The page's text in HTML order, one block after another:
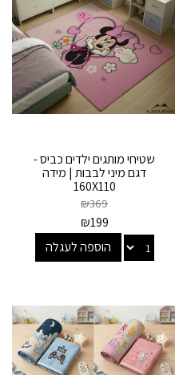
שטיחי מותגים ילדים כביס -
דגם מיני לבבות | מידה
160X110
₪369
₪199
הוספה לעגלה